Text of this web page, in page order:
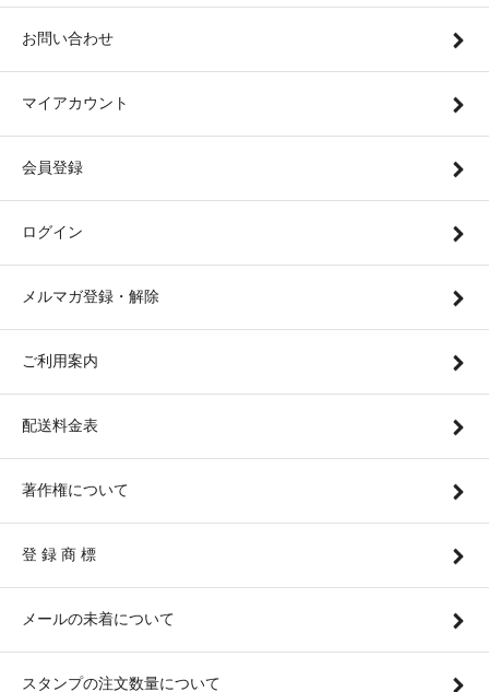
お問い合わせ
マイアカウント
会員登録
ログイン
メルマガ登録・解除
ご利用案内
配送料金表
著作権について
登 録 商 標
メールの未着について
スタンプの注文数量について